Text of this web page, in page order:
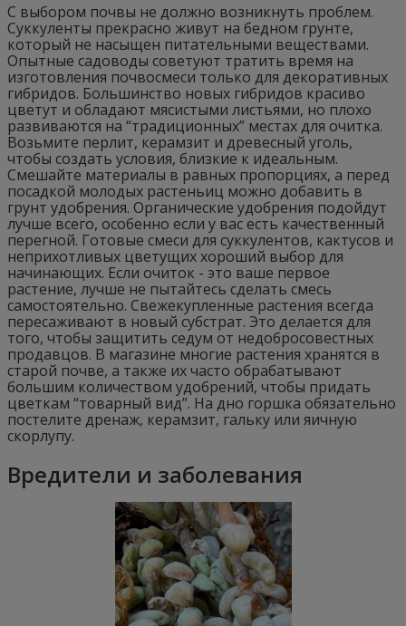
С выбором почвы не должно возникнуть проблем.
Суккуленты прекрасно живут на бедном грунте,
который не насыщен питательными веществами.
Опытные садоводы советуют тратить время на
изготовления почвосмеси только для декоративных
гибридов. Большинство новых гибридов красиво
цветут и обладают мясистыми листьями, но плохо
развиваются на “традиционных” местах для очитка.
Возьмите перлит, керамзит и древесный уголь,
чтобы создать условия, близкие к идеальным.
Смешайте материалы в равных пропорциях, а перед
посадкой молодых растеньиц можно добавить в
грунт удобрения. Органические удобрения подойдут
лучше всего, особенно если у вас есть качественный
перегной. Готовые смеси для суккулентов, кактусов и
неприхотливых цветущих хороший выбор для
начинающих. Если очиток - это ваше первое
растение, лучше не пытайтесь сделать смесь
самостоятельно. Свежекупленные растения всегда
пересаживают в новый субстрат. Это делается для
того, чтобы защитить седум от недобросовестных
продавцов. В магазине многие растения хранятся в
старой почве, а также их часто обрабатывают
большим количеством удобрений, чтобы придать
цветкам “товарный вид”. На дно горшка обязательно
постелите дренаж, керамзит, гальку или яичную
скорлупу.
Вредители и заболевания